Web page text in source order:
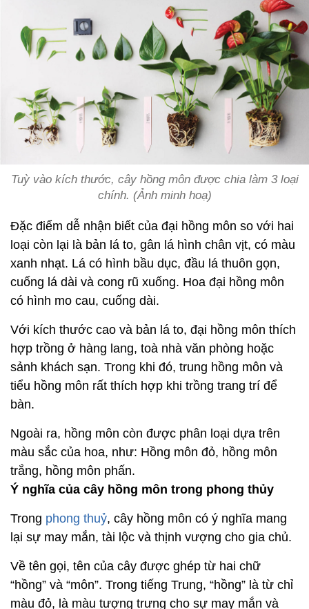
Tuỳ vào kích thước, cây hồng môn được chia làm 3 loại
chính. (Ảnh minh hoạ)
Đặc điểm dễ nhận biết của đại hồng môn so với hai
loại còn lại là bản lá to, gân lá hình chân vịt, có màu
xanh nhạt. Lá có hình bầu dục, đầu lá thuôn gọn,
cuống lá dài và cong rũ xuống. Hoa đại hồng môn
có hình mo cau, cuống dài.
Với kích thước cao và bản lá to, đại hồng môn thích
hợp trồng ở hàng lang, toà nhà văn phòng hoặc
sảnh khách sạn. Trong khi đó, trung hồng môn và
tiểu hồng môn rất thích hợp khi trồng trang trí để
bàn.
Ngoài ra, hồng môn còn được phân loại dựa trên
màu sắc của hoa, như: Hồng môn đỏ, hồng môn
trắng, hồng môn phấn.
Ý nghĩa của cây hồng môn trong phong thủy
Trong phong thuỷ, cây hồng môn có ý nghĩa mang
lại sự may mắn, tài lộc và thịnh vượng cho gia chủ.
Về tên gọi, tên của cây được ghép từ hai chữ
“hồng” và “môn”. Trong tiếng Trung, “hồng” là từ chỉ
màu đỏ, là màu tượng trưng cho sự may mắn và